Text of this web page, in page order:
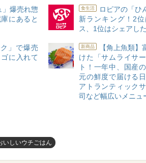
」爆売れ惣
にあると
食生活
ロピアの「ひ
新ランキング！2
ス、1位はシェアし
」で爆売
に入れて
新商品
【角上魚類】
けた「サムライサ
ト！一年中、国産
元の鮮度で届ける
アトランティック
司など幅広いメニュ
いしいウチごはん